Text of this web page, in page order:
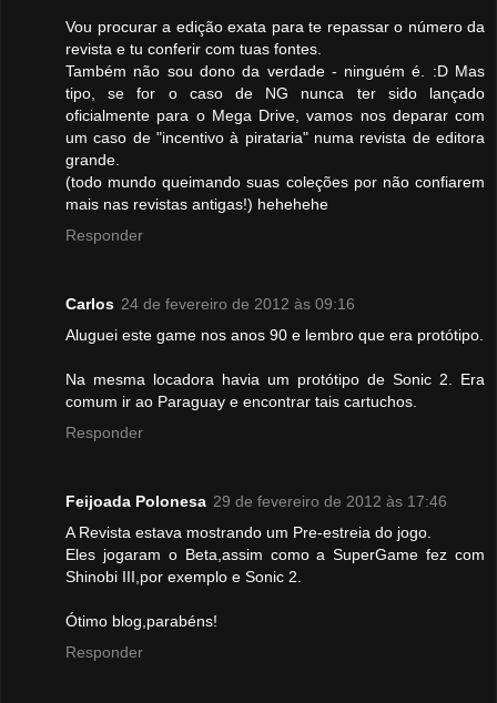
Vou procurar a edição exata para te repassar o número da
revista e tu conferir com tuas fontes.
Também não sou dono da verdade - ninguém é. :D Mas
tipo, se for o caso de NG nunca ter sido lançado
oficialmente para o Mega Drive, vamos nos deparar com
um caso de "incentivo à pirataria" numa revista de editora
grande.
(todo mundo queimando suas coleções por não confiarem
mais nas revistas antigas!) hehehehe
Responder
Carlos 24 de fevereiro de 2012 às 09:16
Aluguei este game nos anos 90 e lembro que era protótipo.
Na mesma locadora havia um protótipo de Sonic 2. Era
comum ir ao Paraguay e encontrar tais cartuchos.
Responder
Feijoada Polonesa 29 de fevereiro de 2012 às 17:46
A Revista estava mostrando um Pre-estreia do jogo.
Eles jogaram o Beta,assim como a SuperGame fez com
Shinobi III,por exemplo e Sonic 2.
Ótimo blog,parabéns!
Responder